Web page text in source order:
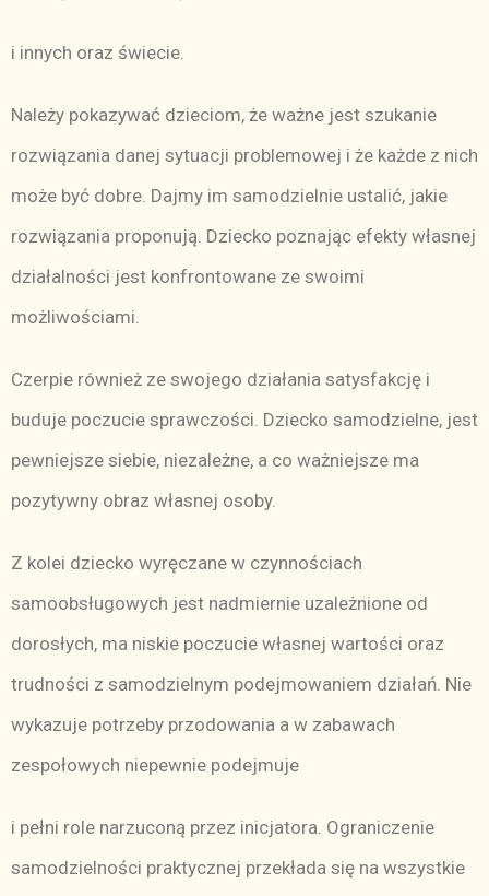
i innych oraz świecie.
Należy pokazywać dzieciom, że ważne jest szukanie
rozwiązania danej sytuacji problemowej i że każde z nich
może być dobre. Dajmy im samodzielnie ustalić, jakie
rozwiązania proponują. Dziecko poznając efekty własnej
działalności jest konfrontowane ze swoimi
możliwościami.
Czerpie również ze swojego działania satysfakcję i
buduje poczucie sprawczości. Dziecko samodzielne, jest
pewniejsze siebie, niezależne, a co ważniejsze ma
pozytywny obraz własnej osoby.
Z kolei dziecko wyręczane w czynnościach
samoobsługowych jest nadmiernie uzależnione od
dorosłych, ma niskie poczucie własnej wartości oraz
trudności z samodzielnym podejmowaniem działań. Nie
wykazuje potrzeby przodowania a w zabawach
zespołowych niepewnie podejmuje
i pełni role narzuconą przez inicjatora. Ograniczenie
samodzielności praktycznej przekłada się na wszystkie